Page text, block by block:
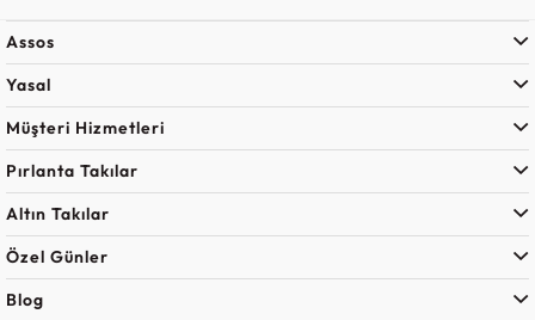
Assos
Yasal
Müşteri Hizmetleri
Pırlanta Takılar
Altın Takılar
Özel Günler
Blog